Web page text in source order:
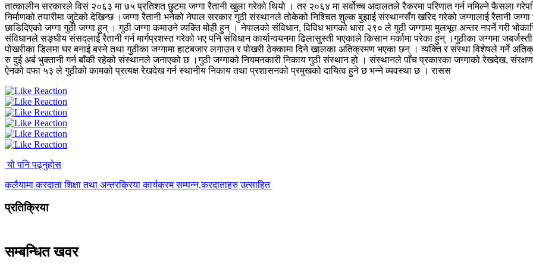
तात्कालीन सरकारले विसं २०६३ मा ७५ प्रतिशत छुटमा जग्गा रैतानी खुला गरेको थियो । तर २०६४ मा सर्वोच्च अदालतले रैकरमा परिणात गर्न नमिल्ने फैसला
निर्माणको तयारीमा जुटेको देखिन्छ ।जग्गा रैतानी भनेको नेपाल सरकार गुठी संस्थानले तोकेको निश्चित शुल्क बुझाई संस्थानसँग खरिद गरेको जग्गालाई रैतानी
छाडिदिएको जग्गा गुठी जग्गा हुन् । गुठी जग्गा कमाउने व्यक्ति मोही हुन् । नेपालको संविधान, विविध भागको धारा २९० ले गुठी जग्गामा मुलभूत अन्तर नपर्ने गरी
संविधानले सङ्घीय संसद्लाई रैतानी गर्न मार्गप्रशस्त गरेको भए पनि संविधान कार्यान्वयनमा ढिलासुस्ती भएकाले किसान मर्कामा परेका हुन् ।गुठीका जग्गमा
पोखरीका डिलमा घर बनाई बस्ने तथा गुठीका जग्गामा हाटबजार लगाउन र पोखरी ठेक्कामा दिने खालका अतिक्रमण भएका छन् । व्यक्ति र संस्था विशेषले गर्ने
रु दुई अर्ब भुक्तानी गर्न बाँकी रहेको संस्थानले जनाएको छ ।गुठी जग्गाको नियमनकारी निकाय गुठी संस्थान हो । संस्थानले पाँच प्रकारका जग्गाको रेखदेख,
ऐनको दफा ५३ ले गुठीको कामको प्रत्यक्ष रेखदेख गर्न स्थानीय निकाय तथा प्रशासनको प्रमुखको दायित्व हुने छ भन्ने व्यवस्था छ । रासस
यो पनि पढ्नुहोस
कलैयामा करदाता शिक्षा तथा अन्तरक्रिया कार्यक्रम सम्पन्न,करदाताहरु उत्साहित
प्रतिक्रिया
सम्बन्धित खवर